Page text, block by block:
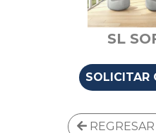
SL
SOLICITAR